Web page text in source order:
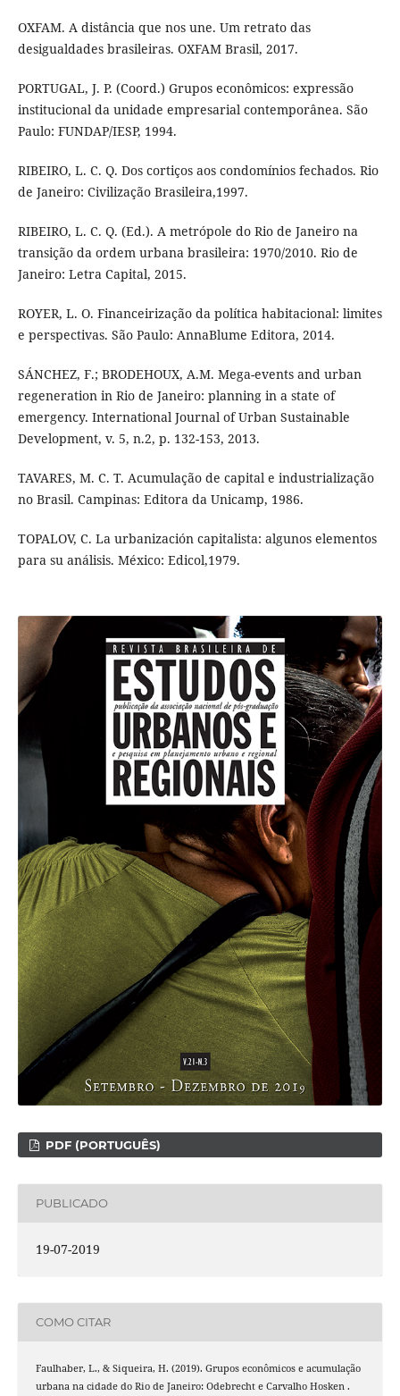
OXFAM. A distância que nos une. Um retrato das
desigualdades brasileiras. OXFAM Brasil, 2017.
PORTUGAL, J. P. (Coord.) Grupos econômicos: expressão
institucional da unidade empresarial contemporânea. São
Paulo: FUNDAP/IESP, 1994.
RIBEIRO, L. C. Q. Dos cortiços aos condomínios fechados. Rio
de Janeiro: Civilização Brasileira,1997.
RIBEIRO, L. C. Q. (Ed.). A metrópole do Rio de Janeiro na
transição da ordem urbana brasileira: 1970/2010. Rio de
Janeiro: Letra Capital, 2015.
ROYER, L. O. Financeirização da política habitacional: limites
e perspectivas. São Paulo: AnnaBlume Editora, 2014.
SÁNCHEZ, F.; BRODEHOUX, A.M. Mega-events and urban
regeneration in Rio de Janeiro: planning in a state of
emergency. International Journal of Urban Sustainable
Development, v. 5, n.2, p. 132-153, 2013.
TAVARES, M. C. T. Acumulação de capital e industrialização
no Brasil. Campinas: Editora da Unicamp, 1986.
TOPALOV, C. La urbanización capitalista: algunos elementos
para su análisis. México: Edicol,1979.
PDF (PORTUGUÊS)
PUBLICADO
19-07-2019
COMO CITAR
Faulhaber, L., & Siqueira, H. (2019). Grupos econômicos e acumulação
urbana na cidade do Rio de Janeiro: Odebrecht e Carvalho Hosken .